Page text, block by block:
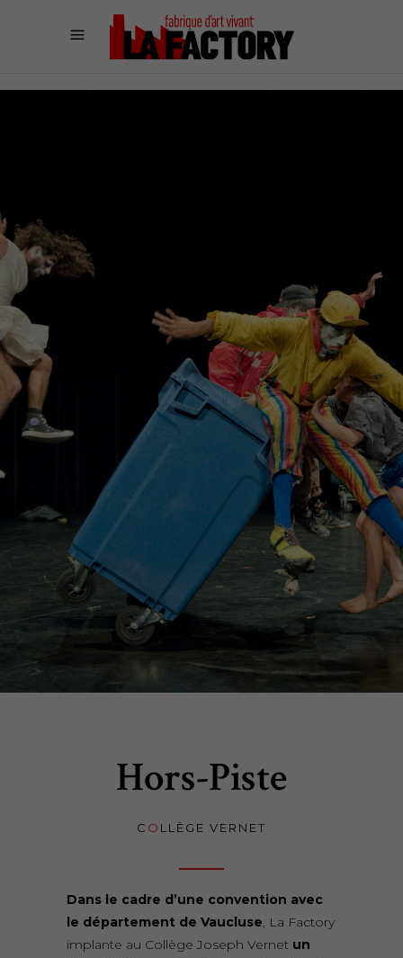
Hors-Piste
C O LLÈGE VERNET
Dans le cadre d’une convention avec
le département de Vaucluse, La Factory
implante au Collège Joseph Vernet un